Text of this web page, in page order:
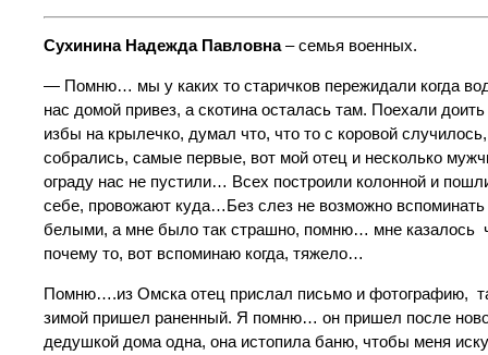
Сухинина Надежда Павловна– семья военных.
— Помню… мы у каких то старичков пережидали когда
нас домой привез, а скотина осталась там. Поехали
избы на крылечко, думал что, что то с коровой
собрались, самые первые, вот мой отец и несколько
ограду нас не пустили… Всех построили колонной и
себе, провожают куда…Без слез не возможно
белыми, а мне было так страшно, помню… мне казалось
почему то, вот вспоминаю когда, тяжело…
Помню….из Омска отец прислал письмо и фотографию,
зимой пришел раненный. Я помню… он пришел после
дедушкой дома одна, она истопила баню, чтобы меня